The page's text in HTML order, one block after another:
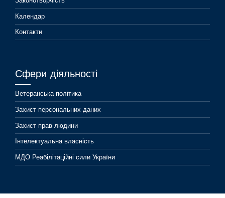
Календар
Контакти
Сфери діяльності
Ветеранська політика
Захист персональних даних
Захист прав людини
Інтелектуальна власність
МДО Реабілітаційні сили України